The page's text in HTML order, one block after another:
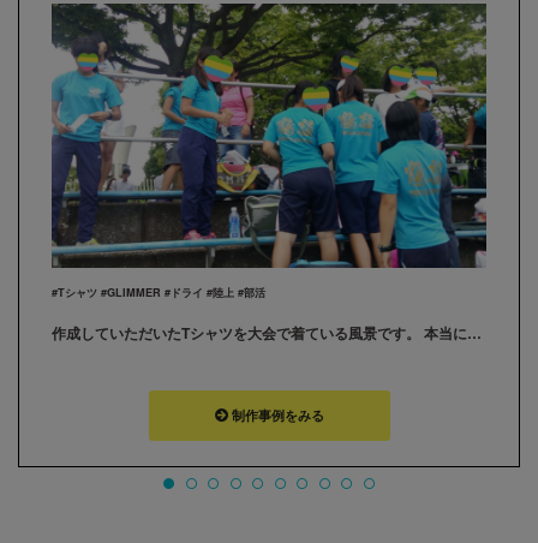
#Tシャツ #GLIMMER #ドライ #陸上 #部活
作成していただいたTシャツを大会で着ている風景です。 本当にみんな喜んでいます。ありがとうございました。
制作事例をみる